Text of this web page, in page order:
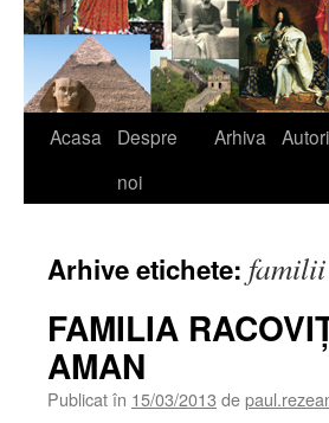
Acasa
Despre
noi
Arhiva Autori
Arhive etichete:
FAMILIA
AMAN
Publicat în 15/03/2013 de